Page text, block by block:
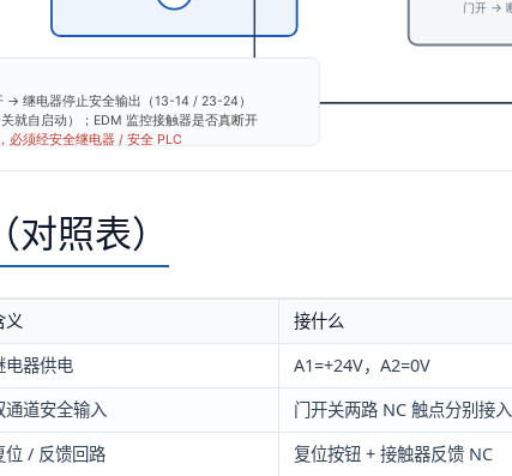
照表）
义
接什么
电器供电
A1=+24V，A2=0V
通道安全输入
门开关两路 NC 触点分别接入
位 / 反馈回路
复位按钮 + 接触器反馈 NC